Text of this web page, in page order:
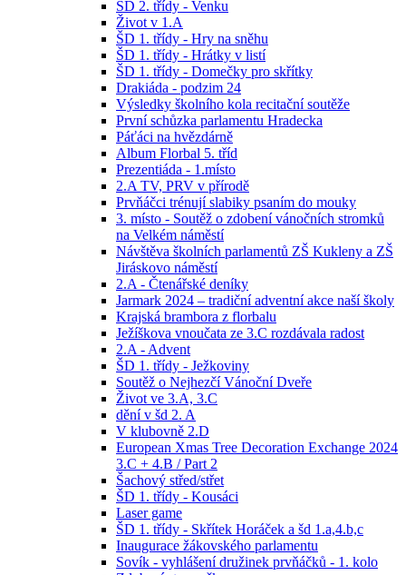
ŠD 2. třídy - Venku
Život v 1.A
ŠD 1. třídy - Hry na sněhu
ŠD 1. třídy - Hrátky v listí
ŠD 1. třídy - Domečky pro skřítky
Drakiáda - podzim 24
Výsledky školního kola recitační soutěže
První schůzka parlamentu Hradecka
Páťáci na hvězdárně
Album Florbal 5. tříd
Prezentiáda - 1.místo
2.A TV, PRV v přírodě
Prvňáčci trénují slabiky psaním do mouky
3. místo - Soutěž o zdobení vánočních stromků
na Velkém náměstí
Návštěva školních parlamentů ZŠ Kukleny a ZŠ
Jiráskovo náměstí
2.A - Čtenářské deníky
Jarmark 2024 – tradiční adventní akce naší školy
Krajská brambora z florbalu
Ježíškova vnoučata ze 3.C rozdávala radost
2.A - Advent
ŠD 1. třídy - Ježkoviny
Soutěž o Nejhezčí Vánoční Dveře
Život ve 3.A, 3.C
dění v šd 2. A
V klubovně 2.D
European Xmas Tree Decoration Exchange 2024
3.C + 4.B / Part 2
Šachový střed/střet
ŠD 1. třídy - Kousáci
Laser game
ŠD 1. třídy - Skřítek Horáček a šd 1.a,4.b,c
Inaugurace žákovského parlamentu
Sovík - vyhlášení družinek prvňáčků - 1. kolo